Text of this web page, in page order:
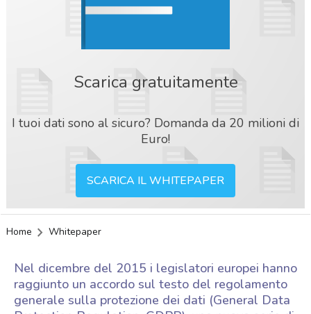
Scarica gratuitamente
I tuoi dati sono al sicuro? Domanda da 20 milioni di
Euro!
SCARICA IL WHITEPAPER
Home Whitepaper
Nel dicembre del 2015 i legislatori europei hanno
raggiunto un accordo sul testo del regolamento
generale sulla protezione dei dati (General Data